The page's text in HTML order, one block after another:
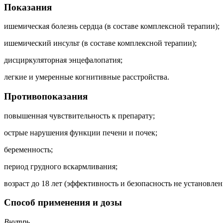
Показания
ишемическая болезнь сердца (в составе комплексной терапии);
ишемический инсульт (в составе комплексной терапии);
дисциркуляторная энцефалопатия;
легкие и умеренные когнитивные расстройства.
Противопоказания
повышенная чувствительность к препарату;
острые нарушения функции печени и почек;
беременность;
период грудного вскармливания;
возраст до 18 лет (эффективность и безопасность не
Способ применения и дозы